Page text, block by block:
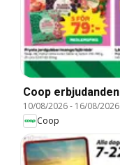
Coop erbjudanden
10/08/2026- 16/08/2026
Coop